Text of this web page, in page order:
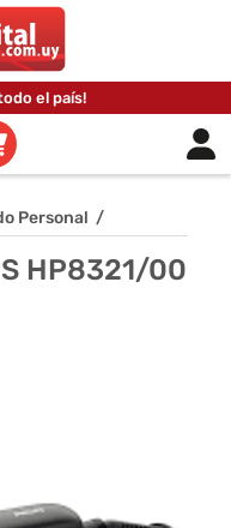
el país!
Personal /
HP8321/00